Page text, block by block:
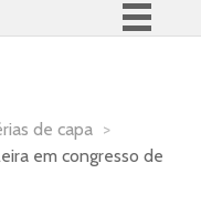
Participe
à informação
de capa >
em congresso de